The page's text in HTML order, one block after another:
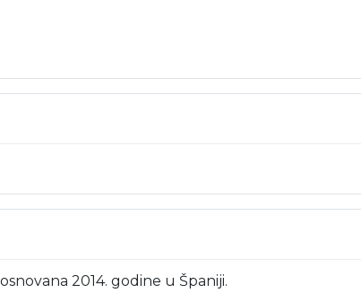
2014. godine u Španiji.